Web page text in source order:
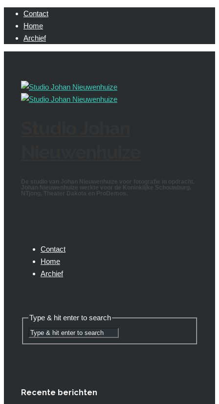
Contact
Home
Archief
De studio van Johan Nieuwenhuize voor fotografie in opdracht.
Johan Nieuwenhuize werkte voor de Koninklijke Schouwburg,
NTjong, Theater Dakota en ProDemos.
Contact
Home
Archief
Type & hit enter to search
Recente berichten